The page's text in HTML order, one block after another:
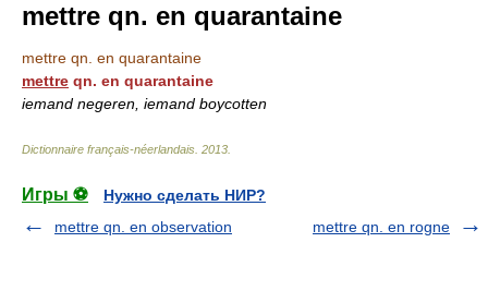
mettre qn. en quarantaine
mettre qn. en quarantaine
mettre qn. en quarantaine
iemand negeren, iemand boycotten
Dictionnaire français-néerlandais 2013
Игры ⚽
Нужно сделать НИР?
mettre qn. en observation
mettre qn. en rogne